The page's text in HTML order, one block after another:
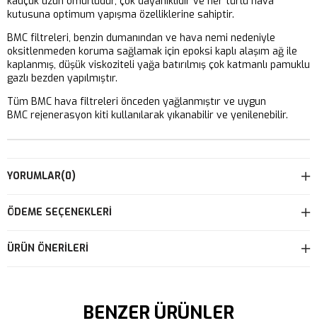
kutusuna optimum yapışma özelliklerine sahiptir.
BMC filtreleri, benzin dumanından ve hava nemi nedeniyle
oksitlenmeden koruma sağlamak için epoksi kaplı alaşım ağ ile
kaplanmış, düşük viskoziteli yağa batırılmış çok katmanlı pamuklu
gazlı bezden yapılmıştır.
Tüm BMC hava filtreleri önceden yağlanmıştır ve uygun
BMC rejenerasyon kiti kullanılarak yıkanabilir ve yenilenebilir.
YORUMLAR(0)
ÖDEME SEÇENEKLERI
ÜRÜN ÖNERILERI
BENZER ÜRÜNLER